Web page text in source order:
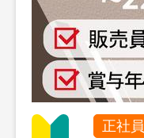
正社員